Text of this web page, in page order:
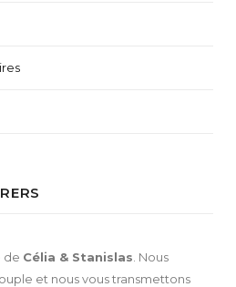
de Célia & Stanislas . Nous
et nous vous transmettons